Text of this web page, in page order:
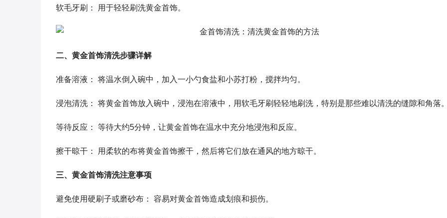
软毛牙刷： 用于轻轻刷洗黄金首饰。
二、黄金首饰清洗步骤详解
准备溶液： 将温水倒入碗中，加入一小勺食盐和小苏打粉，搅拌均匀。
浸泡清洗： 将黄金首饰放入碗中，浸泡在溶液中，用软毛牙刷轻轻地刷洗，特别是那些难以清洗的缝隙和角落。
等待反应： 等待大约5分钟，让黄金首饰在温水中充分地浸泡和反应。
擦干晾干： 用柔软的布将黄金首饰擦干，然后将它们放在通风的地方晾干。
三、黄金首饰清洗注意事项
避免使用硬刷子或磨砂布： 容易对黄金首饰造成划痕和损伤。